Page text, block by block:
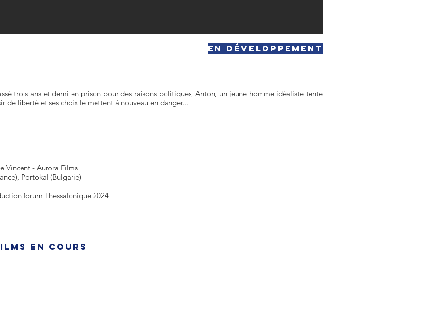
En développement
trois ans et demi en prison pour des raisons politiques, Anton, un jeune homme idéaliste tente
de liberté et ses choix le mettent à nouveau en danger...
Vincent - Aurora Films
Portokal (Bulgarie)
forum Thessalonique 2024
en cours